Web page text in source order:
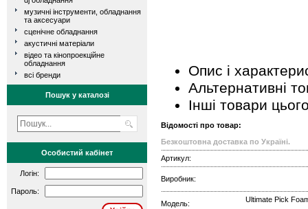
музичні інструменти, обладнання
та аксесуари
сценічне обладнання
акустичні матеріали
відео та кінопроекційне
обладнання
всі бренди
Пошук у каталозі
Особистий кабінет
Логін:
Пароль:
Опис і
Альтернативні
Інші товари
Відомості про товар:
Безкоштовна доставка по Україні.
Артикул:
Виробник:
Модель: Ultimate Pick